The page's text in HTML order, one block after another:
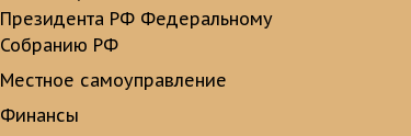
Президента РФ Федеральному
Собранию РФ
Местное самоуправление
Финансы